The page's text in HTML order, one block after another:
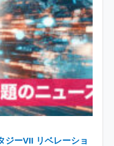
ジーVII リベレーショ